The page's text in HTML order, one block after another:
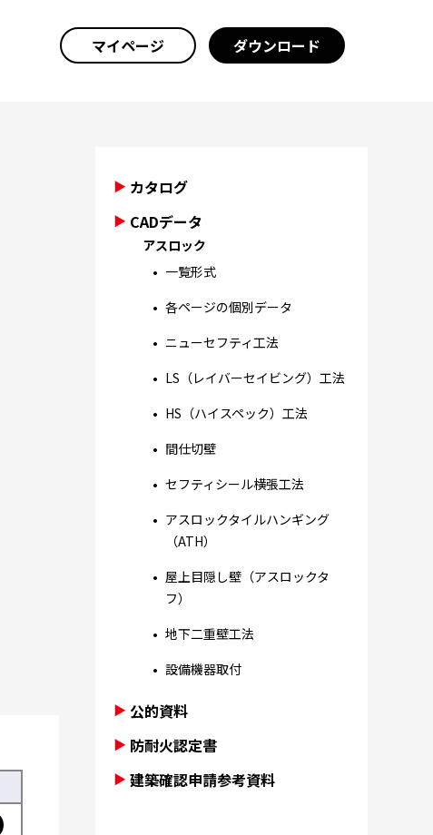
マイページ ダウンロード
カタログ
CADデータ
アスロック
一覧形式
各ページの個別データ
ニューセフティ工法
LS（レイバーセイビング）工法
HS（ハイスペック）工法
間仕切壁
セフティシール横張工法
アスロックタイルハンギング
（ATH）
屋上目隠し壁（アスロックタ
フ）
地下二重壁工法
設備機器取付
公的資料
防耐火認定書
建築確認申請参考資料